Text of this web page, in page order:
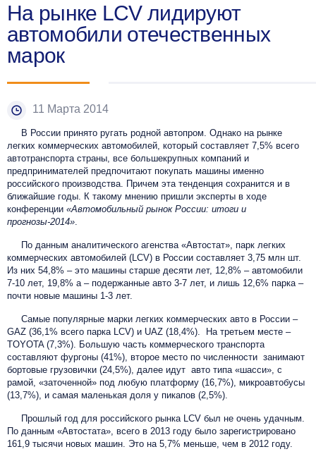
На рынке LCV лидируют
автомобили отечественных
марок
11 Марта 2014
В России принято ругать родной автопром. Однако на рынке
легких коммерческих автомобилей, который составляет 7,5% всего
автотранспорта страны, все большекрупных компаний и
предпринимателей предпочитают покупать машины именно
российского производства. Причем эта тенденция сохранится и в
ближайшие годы. К такому мнению пришли эксперты в ходе
конференции «Автомобильный рынок России: итоги и
прогнозы-2014»
По данным аналитического агенства «Автостат», парк легких
коммерческих автомобилей (LCV) в России составляет 3,75 млн шт.
Из них 54,8% – это машины старше десяти лет, 12,8% – автомобили
7-10 лет, 19,8% а – подержанные авто 3-7 лет, и лишь 12,6% парка –
почти новые машины 1-3 лет.
Самые популярные марки легких коммерческих авто в России –
GAZ (36,1% всего парка LCV) и UAZ (18,4%). На третьем месте –
TOYOTA (7,3%). Большую часть коммерческого транспорта
составляют фургоны (41%), второе место по численности занимают
бортовые грузовички (24,5%), далее идут авто типа «шасси», с
рамой, «заточенной» под любую платформу (16,7%), микроавтобусы
(13,7%), и самая маленькая доля у пикапов (2,5%).
Прошлый год для российского рынка LCV был не очень удачным.
По данным «Автостата», всего в 2013 году было зарегистрировано
161,9 тысячи новых машин. Это на 5,7% меньше, чем в 2012 году.